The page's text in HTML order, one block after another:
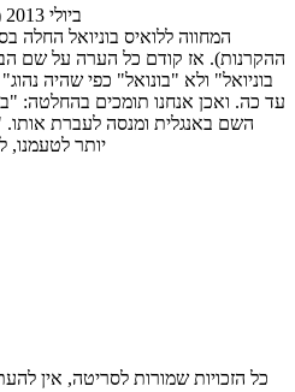
18 ביולי 2013
ההקרנות). אז קודם כל הערה על שם
עד כה. ואכן אנחנו תומכים בהחלטה:
השם באנגלית ומנסה לעברת אותו.
יותר
© כל הזכויות שמורות לסריטה, אין